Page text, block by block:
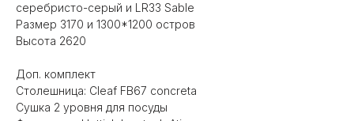
серебристо-серый и LR33 Sable
Размер 3170 и 1300*1200 остров
Высота 2620
Доп. комплект
Столешница: Cleaf FB67 concreta
Сушка 2 уровня для посуды